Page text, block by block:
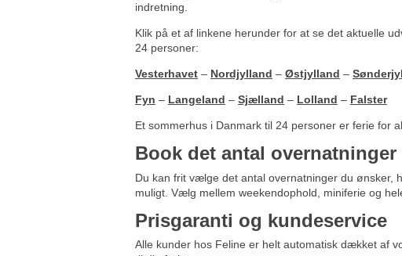
indretning.
Klik på et af linkene herunder for at se det aktuelle
24 personer:
Vesterhavet – Nordjylland – Østjylland –
Fyn – Langeland – Sjælland – Lolland – Falster
Et sommerhus i Danmark til 24 personer er ferie for
Book det antal
Du kan frit vælge det antal overnatninger du
muligt. Vælg mellem weekendophold, miniferie og
Prisgaranti og kundeservice
Alle kunder hos Feline er helt automatisk dækket af